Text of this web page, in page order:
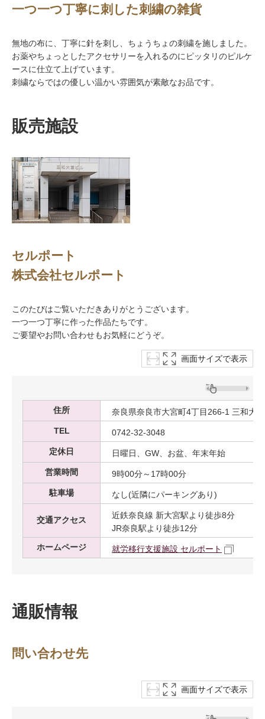
一つ一つ丁寧に刺した刺繍の雑貨
無地の布に、丁寧に針を刺し、ちょうちょの刺繍を施しました。
お薬やちょっとしたアクセサリーを入れるのにピッタリのピルケ
ースに仕立て上げています。
刺繍ならではの優しい温かい雰囲気が素敵なお品です。
販売施設
セルポート
株式会社セルポート
このたびはご覧いただきありがとうございます。
一つ一つ丁寧に作った作品たちです。
ご要望やお問い合わせもお気軽にどうぞ。
画面サイズで表示
住所
奈良県奈良市大宮町4丁目266-1 三和大
TEL
0742-32-3048
定休日
日曜日、GW、お盆、年末年始
営業時間
9時00分～17時00分
駐車場
なし(近隣にパーキングあり)
交通アクセス
近鉄奈良線 新大宮駅より徒歩8分
JR奈良駅より徒歩12分
ホームページ
就労移行支援施設 セルポート
通販情報
問い合わせ先
画面サイズで表示